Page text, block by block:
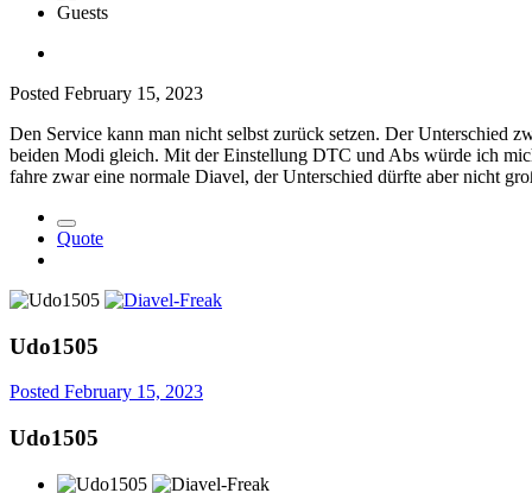
Guests
Posted February 15, 2023
Den Service kann man nicht selbst zurück setzen. Der Unterschied
beiden Modi gleich. Mit der Einstellung DTC und Abs würde ich
fahre zwar eine normale Diavel, der Unterschied dürfte aber nicht
Quote
Udo1505
Posted February 15, 2023
Udo1505